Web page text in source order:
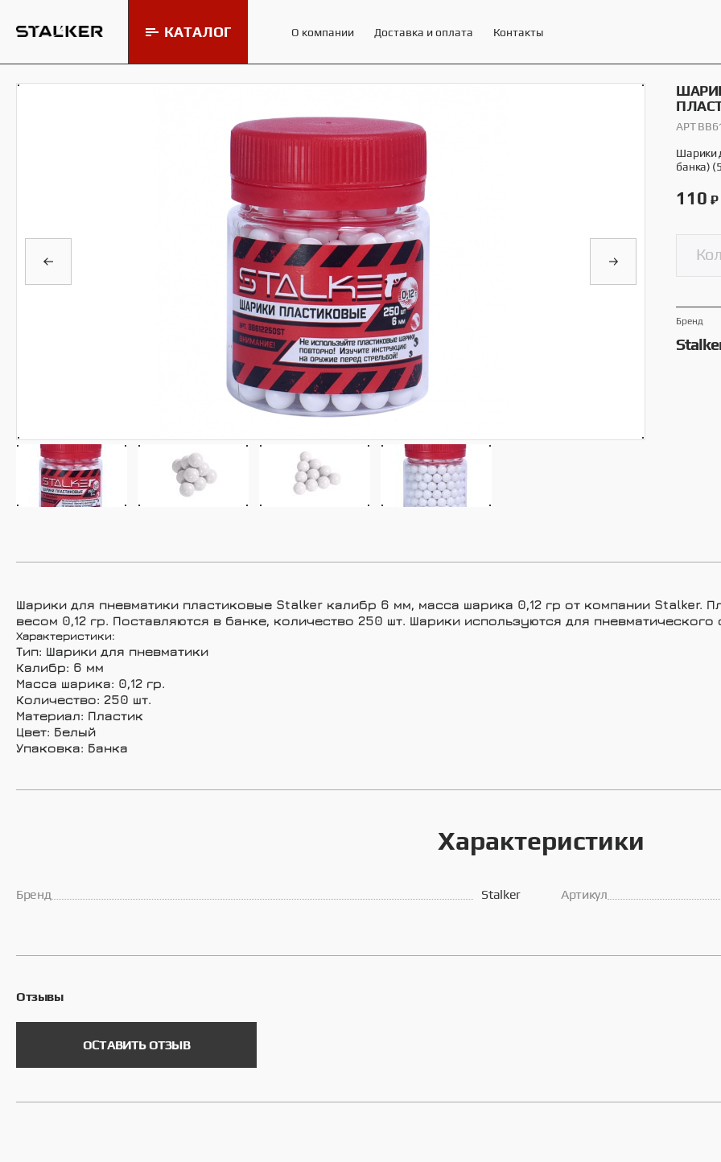
КАТАЛОГ О компании Доставка и оплата Контакты
Мишени и минитиры Stalker
Пневматические винтовки
Пневматические пистолеты
Аксессуары для пневматики
Запчасти для пневматики
МИШЕНИ И МИНИТИРЫ STALKER
АРТ
Шарики
банка)
110 ₽
Брeнд
Шарики для пневматики пластиковые Stalker калибр 6 мм, масса шарика 0,12 гр от компании Stalker.
весом 0,12 гр. Поставляются в банке, количество 250 шт. Шарики используются для пневматического
Характеристики:
Тип: Шарики для пневматики
Калибр: 6 мм
Масса шарика: 0,12 гр.
Количество: 250 шт.
Материал: Пластик
Цвет: Белый
Упаковка: Банка
Характеристики
Брeнд Stalker Артикул
Отзывы
ОСТАВИТЬ ОТЗЫВ